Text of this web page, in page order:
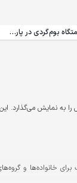
رزرو اقامتگاه بوم‌گردی در پارسیان
به نمایش می‌گذارد.
خانواده‌ها و